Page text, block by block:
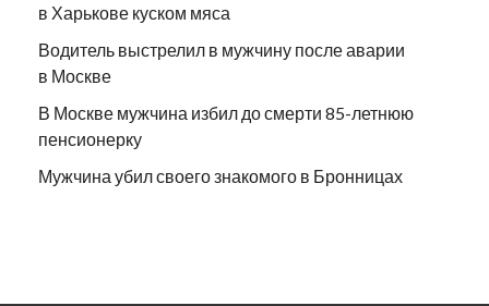
в Харькове куском мяса
Водитель выстрелил в мужчину после аварии
в Москве
В Москве мужчина избил до смерти 85-летнюю
пенсионерку
Мужчина убил своего знакомого в Бронницах